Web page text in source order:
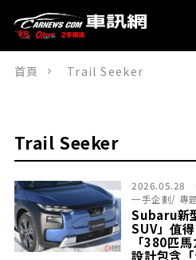
首頁 Trail Seeker
Trail Seeker
2026.05.28
一手企劃/ 專
Subaru新
SUV」值
「380匹
設計包含